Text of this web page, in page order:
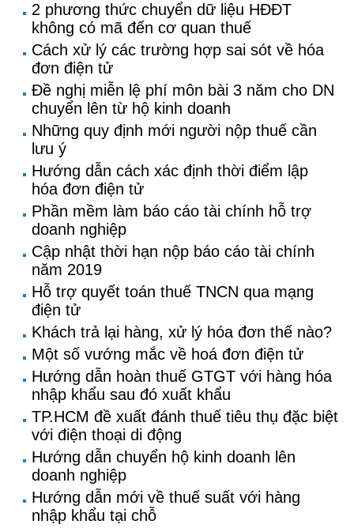
2 phương thức chuyển dữ liệu HĐĐT
không có mã đến cơ quan thuế
Cách xử lý các trường hợp sai sót về hóa
đơn điện tử
Đề nghị miễn lệ phí môn bài 3 năm cho DN
chuyển lên từ hộ kinh doanh
Những quy định mới người nộp thuế cần
lưu ý
Hướng dẫn cách xác định thời điểm lập
hóa đơn điện tử
Phần mềm làm báo cáo tài chính hỗ trợ
doanh nghiệp
Cập nhật thời hạn nộp báo cáo tài chính
năm 2019
Hỗ trợ quyết toán thuế TNCN qua mạng
điện tử
Khách trả lại hàng, xử lý hóa đơn thế nào?
Một số vướng mắc về hoá đơn điện tử
Hướng dẫn hoàn thuế GTGT với hàng hóa
nhập khẩu sau đó xuất khẩu
TP.HCM đề xuất đánh thuế tiêu thụ đặc biệt
với điện thoại di động
Hướng dẫn chuyển hộ kinh doanh lên
doanh nghiệp
Hướng dẫn mới về thuế suất với hàng
nhập khẩu tại chỗ